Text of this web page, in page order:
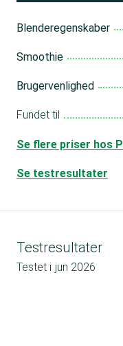
Blenderegenskaber
Smoothie
Brugervenlighed
Fundet til
Se flere priser hos
Se testresultater
Testresultater
Testet i jun 2026